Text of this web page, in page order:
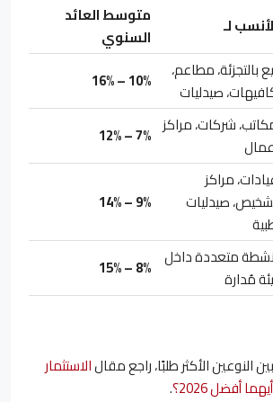
لـ
متوسط العائد
السنوي
بالتجزئة، مطاعم،
صيدليات
10% – 16%
شركات، مراكز 7% – 12%
مراكز
صيدليات
9% – 14%
متعددة داخل
مُدارة
8% – 15%
النوعين الأكثر طلبًا، راجع مقالالاستثمار
.